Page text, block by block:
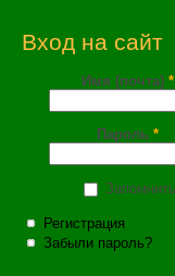
Вход на сайт
Имя (почта) *
Пароль *
Запомнить
Регистрация
Забыли пароль?